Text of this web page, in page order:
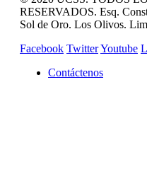
RESERVADOS. Esq.
Sol de Oro. Los Olivos.
Facebook TwitterYoutube
Contáctenos